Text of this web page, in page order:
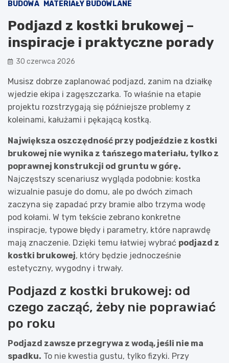
BUDOWA MATERIAŁY BUDOWLANE
Podjazd z kostki brukowej –
inspiracje i praktyczne porady
30 czerwca 2026
Musisz dobrze zaplanować podjazd, zanim na działkę
wjedzie ekipa i zagęszczarka. To właśnie na etapie
projektu rozstrzygają się późniejsze problemy z
koleinami, kałużami i pękającą kostką.
Największa oszczędność przy podjeździe z kostki
brukowej nie wynika z tańszego materiału, tylko z
poprawnej konstrukcji od gruntu w górę.
Najczęstszy scenariusz wygląda podobnie: kostka
wizualnie pasuje do domu, ale po dwóch zimach
zaczyna się zapadać przy bramie albo trzyma wodę
pod kołami. W tym tekście zebrano konkretne
inspiracje, typowe błędy i parametry, które naprawdę
mają znaczenie. Dzięki temu łatwiej wybrać podjazd z
kostki brukowej, który będzie jednocześnie
estetyczny, wygodny i trwały.
Podjazd z kostki brukowej: od
czego zacząć, żeby nie poprawiać
po roku
Podjazd zawsze przegrywa z wodą, jeśli nie ma
spadku. To nie kwestia gustu, tylko fizyki. Przy